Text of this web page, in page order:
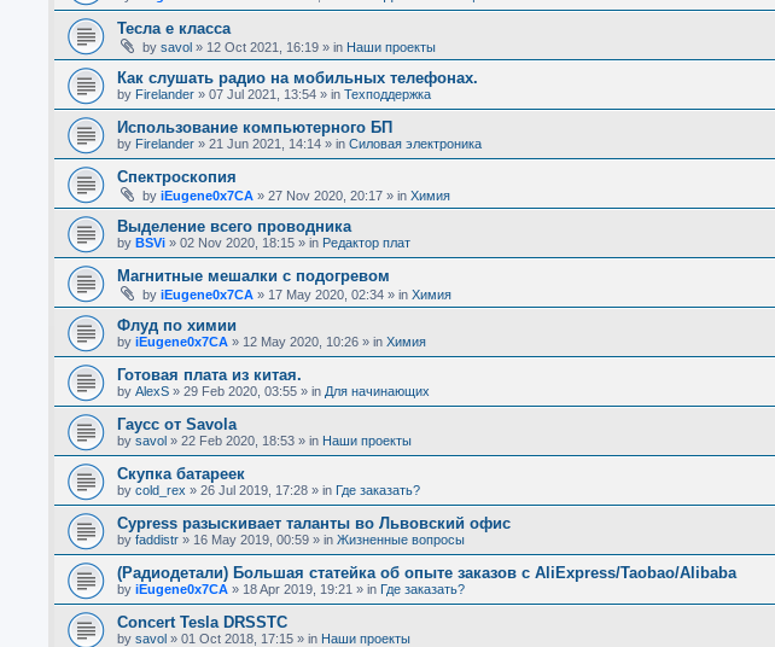
Тесла е класса
by savol » 12 Oct 2021, 16:19 » in Наши проекты
Как слушать радио на мобильных телефонах.
by Firelander » 07 Jul 2021, 13:54 » in Техподдержка
Использование компьютерного БП
by Firelander » 21 Jun 2021, 14:14 » in Силовая электроника
Спектроскопия
by iEugene0x7CA » 27 Nov 2020, 20:17 » in Химия
Выделение всего проводника
by BSVi » 02 Nov 2020, 18:15 » in Редактор плат
Магнитные мешалки с подогревом
by iEugene0x7CA » 17 May 2020, 02:34 » in Химия
Флуд по химии
by iEugene0x7CA » 12 May 2020, 10:26 » in Химия
Готовая плата из китая.
by AlexS » 29 Feb 2020, 03:55 » in Для начинающих
Гаусс от Savola
by savol » 22 Feb 2020, 18:53 » in Наши проекты
Скупка батареек
by cold_rex » 26 Jul 2019, 17:28 » in Где заказать?
Cypress разыскивает таланты во Львовский офис
by faddistr » 16 May 2019, 00:59 » in Жизненные вопросы
(Радиодетали) Большая статейка об опыте заказов с AliExpress/Taobao/Alibaba
by iEugene0x7CA » 18 Apr 2019, 19:21 » in Где заказать?
Concert Tesla DRSSTC
by savol » 01 Oct 2018, 17:15 » in Наши проекты